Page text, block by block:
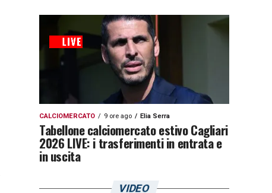
CALCIOMERCATO 9 ore ago Elia Serra
Tabellone calciomercato estivo Cagliari
2026 LIVE: i trasferimenti in entrata e
in uscita
VIDEO